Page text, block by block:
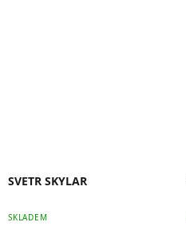
SVETR SKYLAR
SKLADEM